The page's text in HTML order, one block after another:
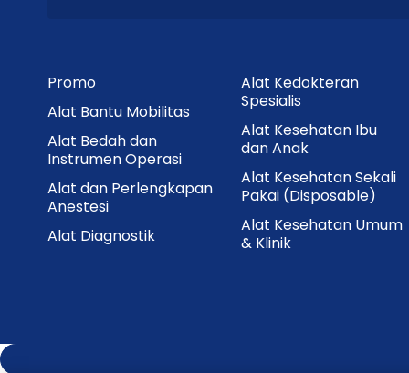
Simpan dalam kemasan asli hingga
Jangan gunakan apabila kemasan
Keunggulan Utama
BD Vacutainer® Flashback Blood
konsisten dengan sistem vakum presisi
pemeriksaan laboratorium. Sangat cocok
Promo
Alat Bantu Mobilitas
Alat Bedah dan
Instrumen Operasi
Alat dan Perlengkapan
Anestesi
Alat Diagnostik
Alat Kedokteran
Spesialis
Alat Kesehatan Ibu
dan Anak
Alat Kesehatan Sekali
Pakai (Disposable)
Alat Kesehatan Umum
& Klinik